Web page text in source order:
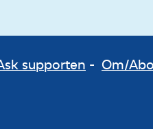
supporten - Om/